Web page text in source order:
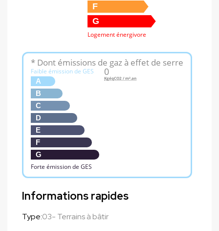
F
G
Logement énergivore
* Dont émissions de gaz à effet de serre
Faible émission de GES
A
B
C
D
E
F
G
Forte émission de GES
0
KgéqCO2 / m².an
Informations rapides
Type:03- Terrains à bâtir